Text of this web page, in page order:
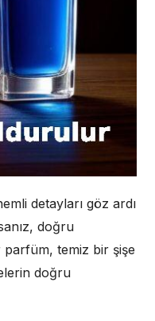
detayları göz ardı
doğru
parfüm, temiz bir şişe
doğru